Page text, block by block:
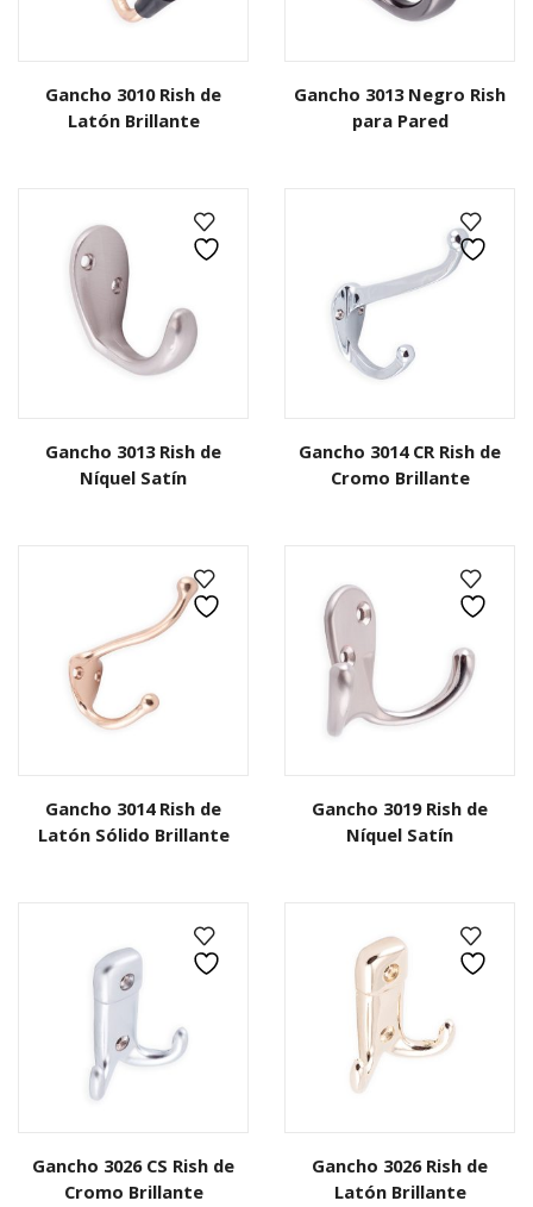
Gancho 3010 Rish de
Latón Brillante
Gancho 3013 Negro Rish
para Pared
Gancho 3013 Rish de
Níquel Satín
Gancho 3014 CR Rish de
Cromo Brillante
Gancho 3014 Rish de
Latón Sólido Brillante
Gancho 3019 Rish de
Níquel Satín
Gancho 3026 CS Rish de
Cromo Brillante
Gancho 3026 Rish de
Latón Brillante